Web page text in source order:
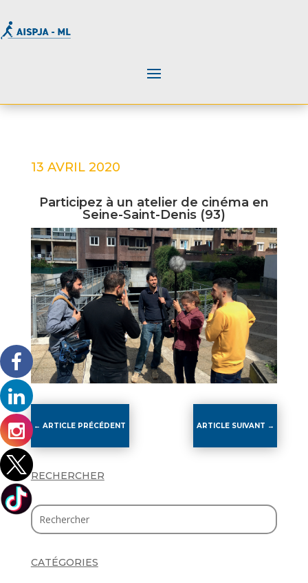
13 AVRIL 2020
Participez à un atelier de cinéma en
Seine-Saint-Denis (93)
←ARTICLE PRÉCÉDENT ARTICLE SUIVANT →
RECHERCHER
CATÉGORIES